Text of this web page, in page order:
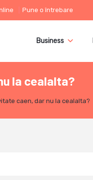
Pune o întrebare
Business
la cealalta?
caen, dar nu la cealalta?